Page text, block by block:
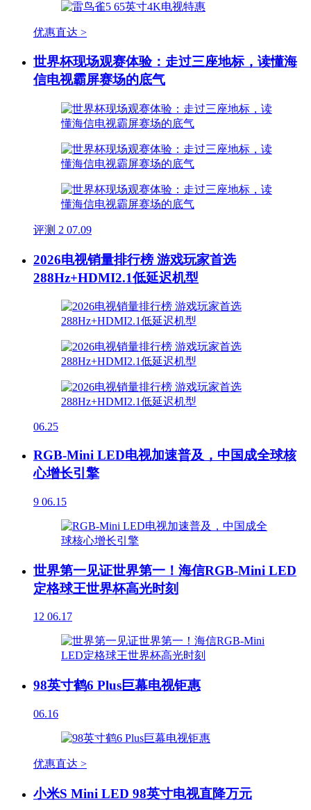
优惠直达 >
世界杯现场观赛体验：走过三座地标，读懂海
信电视霸屏赛场的底气
评测 2 07.09
2026电视销量排行榜 游戏玩家首选
288Hz+HDMI2.1低延迟机型
06.25
RGB-Mini LED电视加速普及，中国成全球核
心增长引擎
9 06.15
世界第一见证世界第一！海信RGB-Mini LED
定格球王世界杯高光时刻
12 06.17
98英寸鹤6 Plus巨幕电视钜惠
06.16
优惠直达 >
小米S Mini LED 98英寸电视直降万元